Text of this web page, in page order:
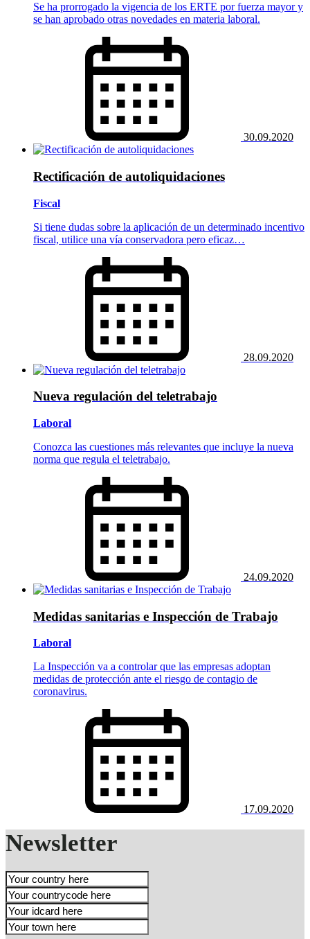
Se ha prorrogado la vigencia de los ERTE por fuerza mayor y
se han aprobado otras novedades en materia laboral.
30.09.2020
Rectificación de autoliquidaciones
Fiscal
Si tiene dudas sobre la aplicación de un determinado incentivo
fiscal, utilice una vía conservadora pero eficaz…
28.09.2020
Nueva regulación del teletrabajo
Laboral
Conozca las cuestiones más relevantes que incluye la nueva
norma que regula el teletrabajo.
24.09.2020
Medidas sanitarias e Inspección de Trabajo
Laboral
La Inspección va a controlar que las empresas adoptan
medidas de protección ante el riesgo de contagio de
coronavirus.
17.09.2020
Newsletter